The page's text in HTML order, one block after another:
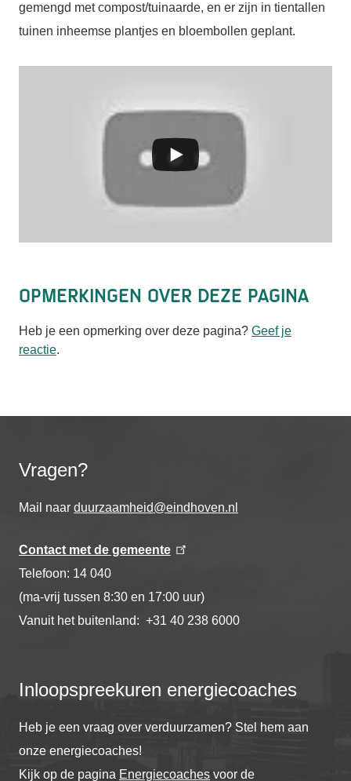
gemengd met compost/tuinaarde, en er zijn in tientallen
tuinen inheemse plantjes en bloembollen geplant.
Opmerkingen over deze pagina
Heb je een opmerking over deze pagina? Geef je
reactie.
Vragen?
Mail naar duurzaamheid@eindhoven.nl
Contact met de gemeente
Telefoon: 14 040
(ma-vrij tussen 8:30 en 17:00 uur)
Vanuit het buitenland: +31 40 238 6000
Inloopspreekuren energiecoaches
Heb je een vraag over verduurzamen? Stel hem aan
onze energiecoaches!
Kijk op de pagina Energiecoaches voor de